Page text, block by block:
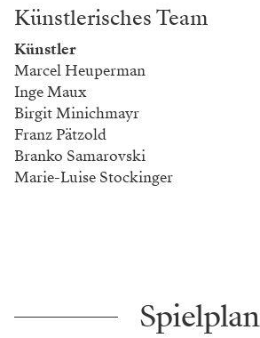
Künstlerisches Team
Künstler
Marcel Heuperman
Inge Maux
Birgit Minichmayr
Franz Pätzold
Branko Samarovski
Marie-Luise Stockinger
Spielplan